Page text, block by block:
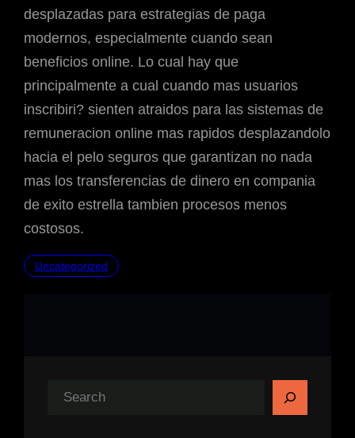
desplazadas para estrategias de paga
modernos, especialmente cuando sean
beneficios online. Lo cual hay que
principalmente a cual cuando mas usuarios
inscribiri? sienten atraidos para las sistemas de
remuneracion online mas rapidos desplazandolo
hacia el pelo seguros que garantizan no nada
mas los transferencias de dinero en compania
de exito estrella tambien procesos menos
costosos.
Uncategorized